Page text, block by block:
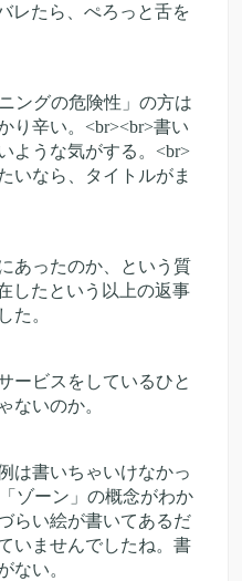
レたら、ぺろっと舌を
ングの危険性」の方は
り辛い。<br><br>書い
ような気がする。<br>
いなら、タイトルがま
あったのか、という質
したという以上の返事
た。
ービスをしているひと
ないのか。
は書いちゃいけなかっ
ゾーン」の概念がわか
らい絵が書いてあるだ
いませんでしたね。書
ない。